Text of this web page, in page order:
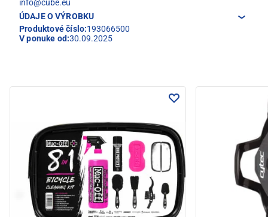
info@cube.eu
ÚDAJE O VÝROBKU
Produktové číslo:193066500
V ponuke od:30.09.2025